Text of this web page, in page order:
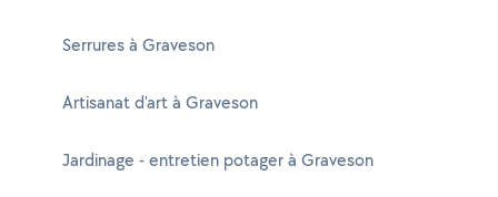
Serrures à Graveson
Artisanat d'art à Graveson
Jardinage - entretien potager à Graveson